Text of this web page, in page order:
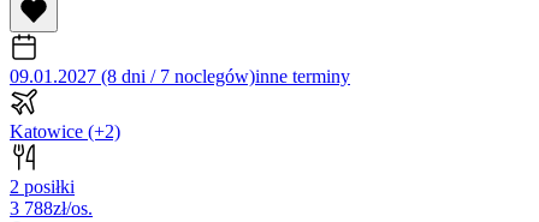
09.01.2027 (8 dni / 7 noclegów)inne terminy
Katowice (+2)
2 posiłki
3 788zł/os.